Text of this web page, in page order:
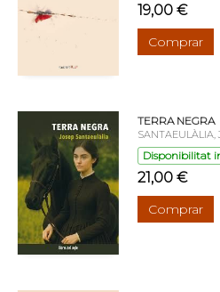
19,00 €
Comprar
TERRA NEGRA
SANTAEULÀLIA,
Disponibilitat
21,00 €
Comprar